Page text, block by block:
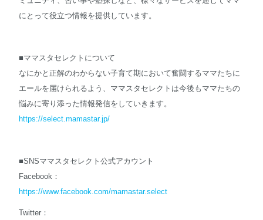
にとって役立つ情報を提供しています。
■ママスタセレクトについて
なにかと正解のわからない子育て期において奮闘するママたちに
エールを届けられるよう、ママスタセレクトは今後もママたちの
悩みに寄り添った情報発信をしていきます。
https://select.mamastar.jp/
■SNSママスタセレクト公式アカウント
Facebook：
https://www.facebook.com/mamastar.select
Twitter：